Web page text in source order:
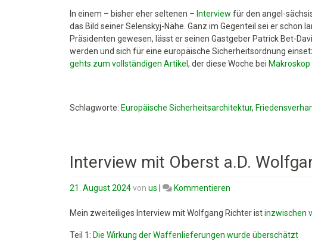
In einem – bisher eher seltenen – Interview für den angel-
das Bild seiner Selenskyj-Nähe. Ganz im Gegenteil sei er schon
Präsidenten gewesen, lässt er seinen Gastgeber Patrick Bet-
werden und sich für eine europäische Sicherheitsordnung
gehts zum vollständigen Artikel , der diese Woche bei Makroskop
Schlagworte: Europäische Sicherheitsarchitektur,
Interview mit Oberst a.D.
21. August 2024von us Kommentieren
mit
a.D.
Mein zweiteiliges Interview mit Wolfgang Richter istinzwischen
Teil 1: Die Wirkung der Waffenlieferungen wurde überschätzt